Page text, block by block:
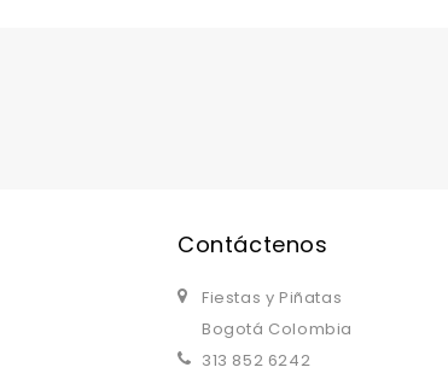
Contáctenos
Fiestas y Piñatas
Bogotá Colombia
313 852 6242